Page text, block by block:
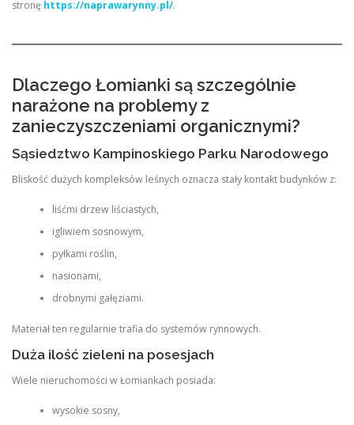
stronę https://naprawarynny.pl/.
Dlaczego Łomianki są szczególnie
narażone na problemy z
zanieczyszczeniami organicznymi?
Sąsiedztwo Kampinoskiego Parku Narodowego
Bliskość dużych kompleksów leśnych oznacza stały kontakt budynków z:
liśćmi drzew liściastych,
igliwiem sosnowym,
pyłkami roślin,
nasionami,
drobnymi gałęziami.
Materiał ten regularnie trafia do systemów rynnowych.
Duża ilość zieleni na posesjach
Wiele nieruchomości w Łomiankach posiada:
wysokie sosny,